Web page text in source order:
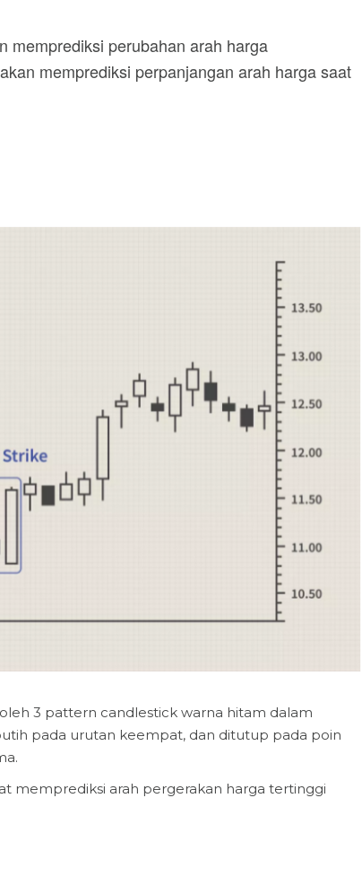
memprediksi perubahan arah harga
memprediksi perpanjangan arah harga saat
3 pattern candlestick warna hitam dalam
pada urutan keempat, dan ditutup pada poin
memprediksi arah pergerakan harga tertinggi